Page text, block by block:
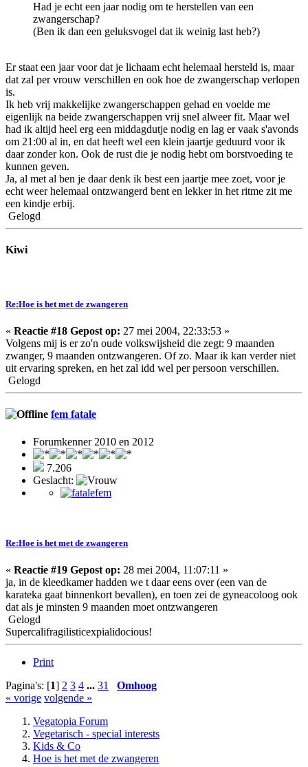
Had je echt een jaar nodig om te herstellen van een
zwangerschap?
(Ben ik dan een geluksvogel dat ik weinig last heb?)
Er staat een jaar voor dat je lichaam echt helemaal hersteld is, maar
dat zal per vrouw verschillen en ook hoe de zwangerschap verlopen
is.
Ik heb vrij makkelijke zwangerschappen gehad en voelde me
eigenlijk na beide zwangerschappen vrij snel alweer fit. Maar wel
had ik altijd heel erg een middagdutje nodig en lag er vaak s'avonds
om 21:00 al in, en dat heeft wel een klein jaartje geduurd voor ik
daar zonder kon. Ook de rust die je nodig hebt om borstvoeding te
kunnen geven.
Ja, al met al ben je daar denk ik best een jaartje mee zoet, voor je
echt weer helemaal ontzwangerd bent en lekker in het ritme zit me
een kindje erbij.
Gelogd
Kiwi
Re:Hoe is het met de zwangeren
« Reactie #18 Gepost op: 27 mei 2004, 22:33:53 »
Volgens mij is er zo'n oude volkswijsheid die zegt: 9 maanden
zwanger, 9 maanden ontzwangeren. Of zo. Maar ik kan verder niet
uit ervaring spreken, en het zal idd wel per persoon verschillen.
Gelogd
fem fatale
Forumkenner 2010 en 2012
7.206
Geslacht:
Re:Hoe is het met de zwangeren
« Reactie #19 Gepost op: 28 mei 2004, 11:07:11 »
ja, in de kleedkamer hadden we t daar eens over (een van de
karateka gaat binnenkort bevallen), en toen zei de gyneacoloog ook
dat als je minsten 9 maanden moet ontzwangeren
Gelogd
Supercalifragilisticexpialidocious!
Print
Pagina's: [1] 2 3 4 ... 31
Omhoog
« vorige volgende »
Vegatopia Forum
Vegetarisch - special interests
Kids & Co
Hoe is het met de zwangeren